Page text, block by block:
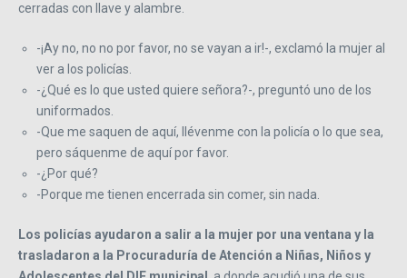
cerradas con llave y alambre.
-¡Ay no, no no por favor, no se vayan a ir!-, exclamó la mujer al
ver a los policías.
-¿Qué es lo que usted quiere señora?-, preguntó uno de los
uniformados.
-Que me saquen de aquí, llévenme con la policía o lo que sea,
pero sáquenme de aquí por favor.
-¿Por qué?
-Porque me tienen encerrada sin comer, sin nada.
Los policías ayudaron a salir a la mujer por una ventana y la
trasladaron a la Procuraduría de Atención a Niñas, Niños y